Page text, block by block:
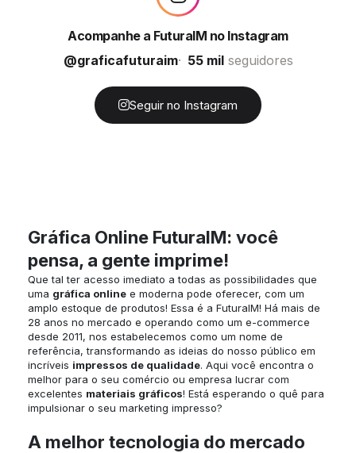
Acompanhe a FuturaIM no Instagram
@graficafuturaim
55 milseguidores
Seguir no Instagram
Gráfica Online FuturaIM: você
pensa, a gente imprime!
Que tal ter acesso imediato a todas as possibilidades que
uma gráfica online e moderna pode oferecer, com um
amplo estoque de produtos! Essa é a FuturaIM! Há mais de
28 anos no mercado e operando como um e-commerce
desde 2011, nos estabelecemos como um nome de
referência, transformando as ideias do nosso público em
incríveis impressos de qualidade. Aqui você encontra o
melhor para o seu comércio ou empresa lucrar com
excelentes materiais gráficos! Está esperando o quê para
impulsionar o seu marketing impresso?
A melhor tecnologia do mercado